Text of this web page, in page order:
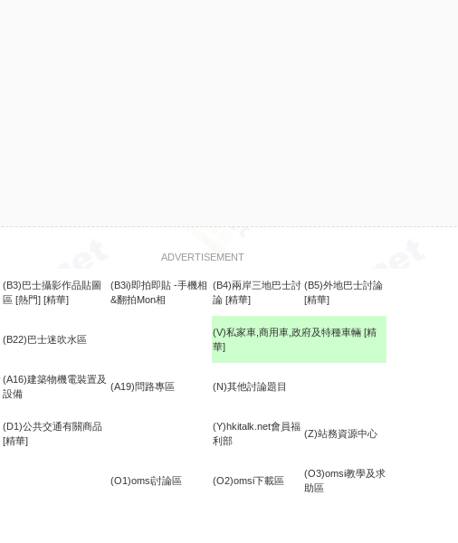
ADVERTISEMENT
(B3)巴士攝影作品貼圖
區 [熱門] [精華]
(B3i)即拍即貼 -手機相
&翻拍Mon相
(B4)兩岸三地巴士討
論 [精華]
(B5)外地巴士討論
[精華]
(B22)巴士迷吹水區
(V)私家車,商用車,政府及特種車輛 [精
華]
(A16)建築物機電裝置及
設備
(A19)問路專區 (N)其他討論題目
(D1)公共交通有關商品
[精華]
(Y)hkitalk.net會員福
利部
(Z)站務資源中心
(O1)omsi討論區 (O2)omsi下載區
(O3)omsi教學及求
助區